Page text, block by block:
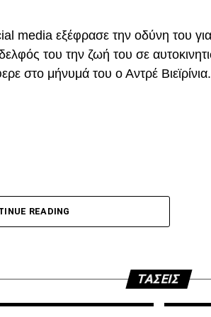
δικιά μας στήριξη παραμείνατε
όλοι τον ίδιο δρόμο.”
για την ανέγερση της νέας
media εξέφρασε την οδύνη του
του την ζωή του σε
στο μήνυμά του ο Αντρέ Βιεϊρίνια.
READING
ΤΆΣΕΙΣ